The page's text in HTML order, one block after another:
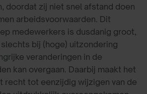
doordat zij niet snel afstand doen
arbeidsvoorwaarden. Dit
medewerkers is dusdanig groot,
bij (hoge) uitzondering
veranderingen in de
kan overgaan. Daarbij maakt het
recht tot eenzijdig wijzigen van de